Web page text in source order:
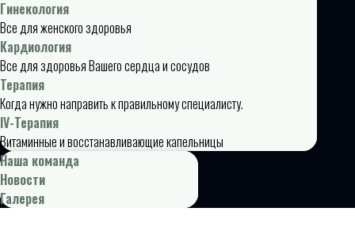
Гинекология
Все для женского здоровья
Кардиология
Все для здоровья Вашего сердца и сосудов
Терапия
Когда нужно направить к правильному специалисту.
IV-Терапия
Витаминные и восстанавливающие капельницы
Наша команда
Новости
Галерея